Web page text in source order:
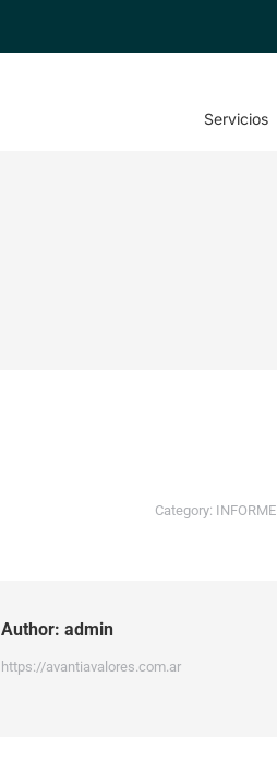
Servicios
Category: INFORME
Author: admin
https://avantiavalores.com.ar